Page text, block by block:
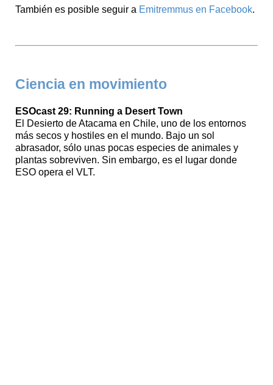
También es posible seguir a Emitremmus en Facebook.
Ciencia en movimiento
ESOcast 29: Running a Desert Town
El Desierto de Atacama en Chile, uno de los entornos
más secos y hostiles en el mundo. Bajo un sol
abrasador, sólo unas pocas especies de animales y
plantas sobreviven. Sin embargo, es el lugar donde
ESO opera el VLT.